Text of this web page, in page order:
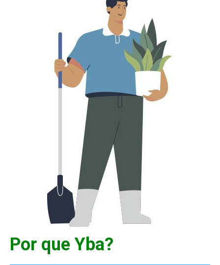
Por que Yba?